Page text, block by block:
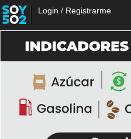
Login / Registrarme